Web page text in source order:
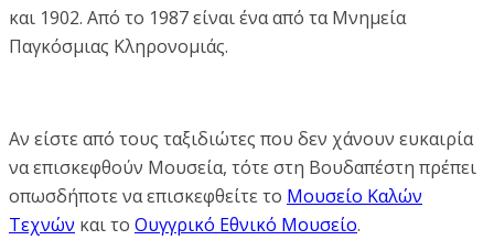
και 1902. Από το 1987 είναι ένα από τα Μνημεία
Παγκόσμιας Κληρονομιάς.
Αν είστε από τους ταξιδιώτες που δεν χάνουν ευκαιρία
να επισκεφθούν Μουσεία, τότε στη Βουδαπέστη πρέπει
οπωσδήποτε να επισκεφθείτε το Μουσείο Καλών
Τεχνών και το Ουγγρικό Εθνικό Μουσείο.